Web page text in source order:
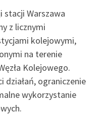
stacji Warszawa
z licznymi
kolejowymi,
na terenie
Kolejowego.
działań, ograniczenie
wykorzystanie